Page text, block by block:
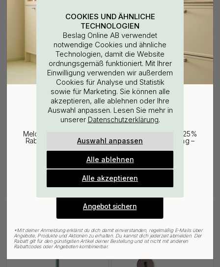
Möbelgriffe & Möbelknöpfe
17.50 €
Auf Lager
Dunkelbronze
Möbelgriff Vibe Grip -
Dunkelbronze
ab 24 €
COOKIES UND ÄHNLICHE
TECHNOLOGIEN
Beslag Online AB verwendet
notwendige Cookies und ähnliche
Technologien, damit die Website
ordnungsgemäß funktioniert. Mit Ihrer
Einwilligung verwenden wir außerdem
Cookies für Analyse und Statistik
sowie für Marketing. Sie können alle
akzeptieren, alle ablehnen oder Ihre
Auswahl anpassen. Lesen Sie mehr in
unserer Datenschutzerklärung.
Auswahl anpassen
Alle ablehnen
Alle akzeptieren
WOULD YOU RATHER VISIT?
EU
CHANGE COUNTRY
25% Rabatt auf deinen
günstigsten Artikel
Melde dich für unseren Newsletter an und erhalte 25%
Rabatt auf den günstigsten Artikel deiner Bestellung –
plus Inspiration und exklusive Angebote.
Gültig bis zum 31. August
Angebot sichern
*Mit deiner Anmeldung erklärst du dich damit einverstanden, regelmäßig E-Mails über
Angebote, Produkte und Aktionen zu erhalten. Du kannst dich jederzeit abmelden. Der
Rabatt gilt für den günstigsten Artikel deiner Bestellung und ist nicht mit anderen
Rabattcodes oder Angeboten kombinierbar.